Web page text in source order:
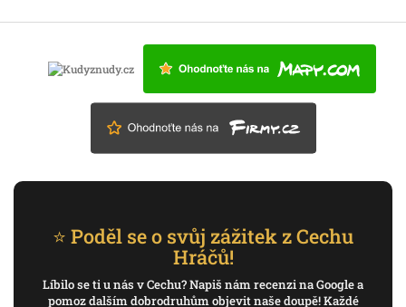
⭐ Poděl se o svůj zážitek z Cechu
Hráčů!
Líbilo se ti u nás v Cechu? Napiš nám recenzi na Google a
pomoz dalším dobrodruhům objevit naše doupě! Každé